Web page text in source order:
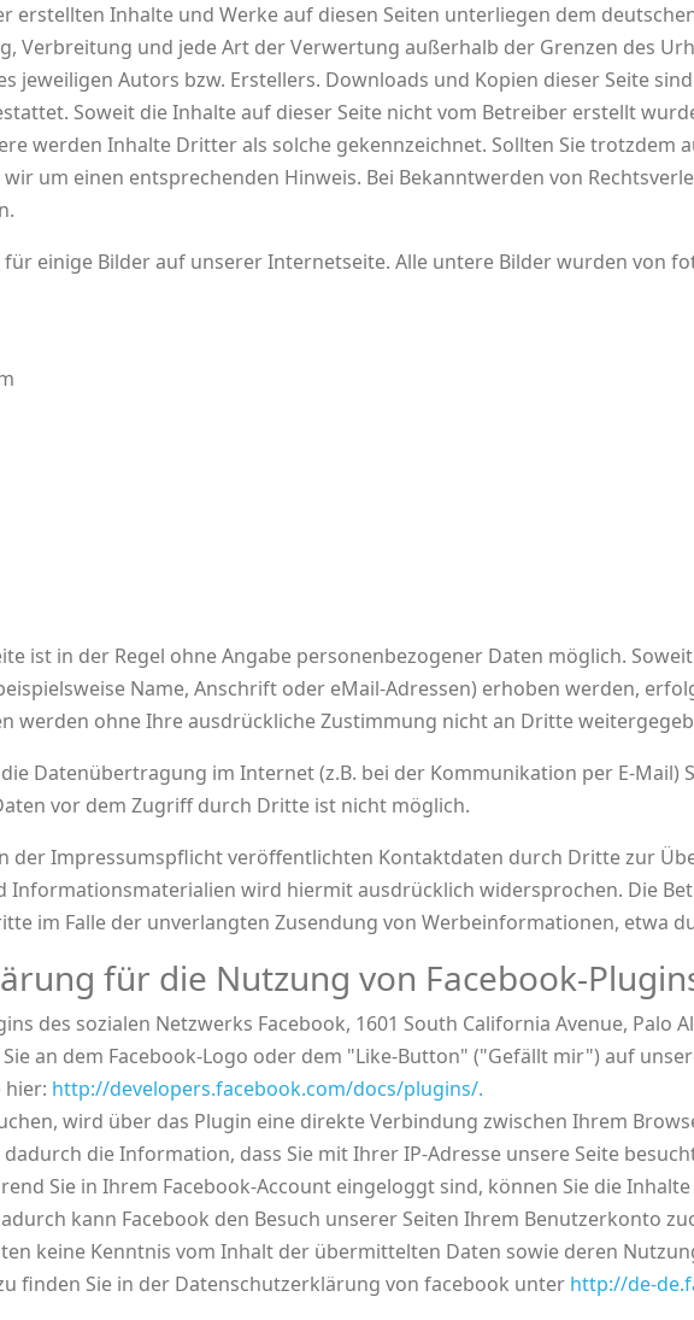
erstellten Inhalte und Werke auf diesen Seiten unterliegen dem
Verbreitung und jede Art der Verwertung außerhalb der Grenzen des
jeweiligen Autors bzw. Erstellers. Downloads und Kopien dieser Seite
Soweit die Inhalte auf dieser Seite nicht vom Betreiber erstellt
werden Inhalte Dritter als solche gekennzeichnet. Sollten Sie trotzdem
um einen entsprechenden Hinweis. Bei Bekanntwerden von
für einige Bilder auf unserer Internetseite. Alle untere Bilder wurden von
ist in der Regel ohne Angabe personenbezogener Daten möglich.
Name, Anschrift oder eMail-Adressen) erhoben werden,
werden ohne Ihre ausdrückliche Zustimmung nicht an Dritte
Datenübertragung im Internet (z.B. bei der Kommunikation per E-Mail)
vor dem Zugriff durch Dritte ist nicht möglich.
der Impressumspflicht veröffentlichten Kontaktdaten durch Dritte zur
wird hiermit ausdrücklich widersprochen. Die
im Falle der unverlangten Zusendung von Werbeinformationen, etwa
für die Nutzung von Facebook-
des sozialen Netzwerks Facebook, 1601 South California Avenue, Palo
an dem Facebook-Logo oder dem "Like-Button" ("Gefällt mir") auf
hier: http://developers.facebook.com/docs/plugins/.
wird über das Plugin eine direkte Verbindung zwischen Ihrem
die Information, dass Sie mit Ihrer IP-Adresse unsere Seite
Sie in Ihrem Facebook-Account eingeloggt sind, können Sie die
kann Facebook den Besuch unserer Seiten Ihrem Benutzerkonto
keine Kenntnis vom Inhalt der übermittelten Daten sowie deren
finden Sie in der Datenschutzerklärung von facebook unter http://de-